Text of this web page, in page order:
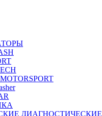
ДИАГНОСТИЧЕСКИЕ